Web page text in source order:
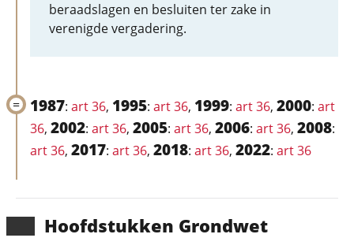
Hoofd­stukken Grondwet
beraadslagen en besluiten ter zake in
verenigde vergadering.
1987: art 36, 1995: art 36, 1999: art 36, 2000: art
36, 2002: art 36, 2005: art 36, 2006: art 36, 2008:
art 36, 2017: art 36, 2018: art 36, 2022: art 36